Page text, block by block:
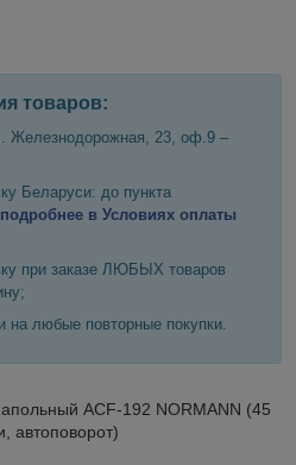
товаров:
Железнодорожная, 23, оф.9 –
Беларуси: до пункта
подробнее в Условиях оплаты
при заказе ЛЮБЫХ товаров
на любые повторные покупки.
ACF-192 NORMANN (45
автоповорот)